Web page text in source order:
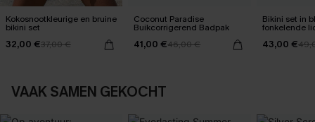
Kokosnootkleurige en bruine
bikini set
32,00 €37,00 €
Coconut Paradise
Buikcorrigerend Badpak
41,00 €46,00 €
Bikini set in
fonkelende
43,00 €
VAAK SAMEN GEKOCHT